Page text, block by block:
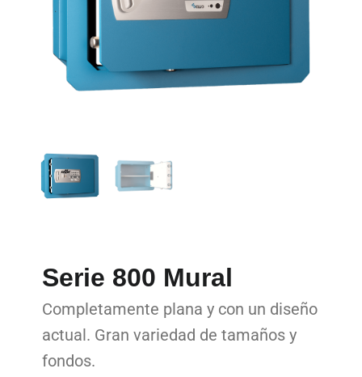
Serie 800 Mural
Completamente plana y con un diseño
actual. Gran variedad de tamaños y
fondos.